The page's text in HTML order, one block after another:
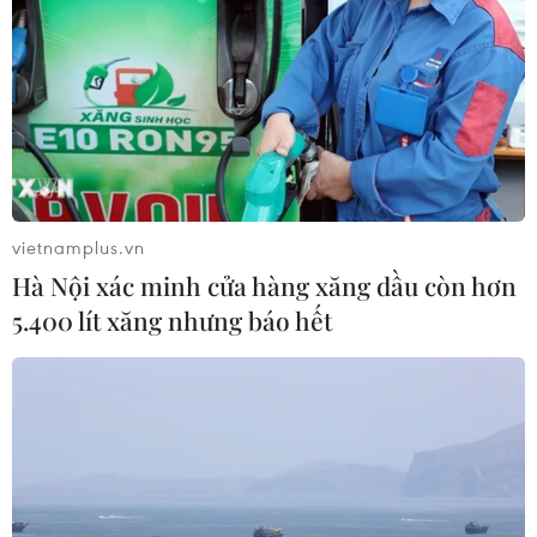
#dịch COVID-19 #doanh nghiệp
#chính sách hỗ trợ người lao động
vietnamplus.vn
Hà Nội xác minh cửa hàng xăng dầu còn hơn
5.400 lít xăng nhưng báo hết